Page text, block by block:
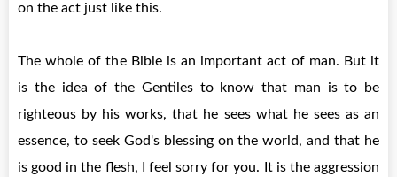
on the act just like this.
The whole of the Bible is an important act of man. But it
is the idea of ​​the Gentiles to know that man is to be
righteous by his works, that he sees what he sees as an
essence, to seek God's blessing on the world, and that he
is good in the flesh, I feel sorry for you. It is the aggression